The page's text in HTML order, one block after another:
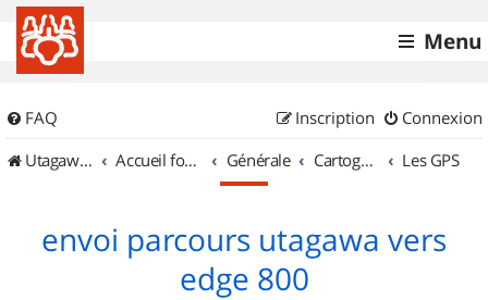
Menu
FAQ Connexion
Inscription
UtagawaVTT (Randos VTT et VTTAE avec traces GPS)
Accueil forum Générale Cartographie et GPS Les GPS
envoi parcours utagawa vers
edge 800